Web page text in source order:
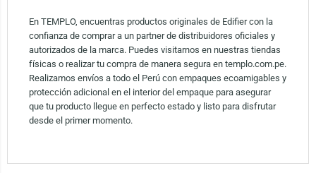
En TEMPLO, encuentras productos originales de Edifier con la
confianza de comprar a un partner de distribuidores oficiales y
autorizados de la marca. Puedes visitarnos en nuestras tiendas
físicas o realizar tu compra de manera segura en templo.com.pe.
Realizamos envíos a todo el Perú con empaques ecoamigables y
protección adicional en el interior del empaque para asegurar
que tu producto llegue en perfecto estado y listo para disfrutar
desde el primer momento.